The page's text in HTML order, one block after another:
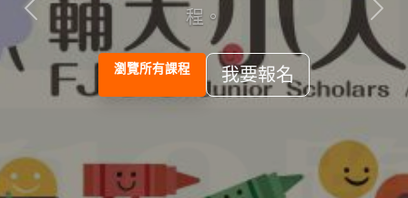
Previous Next
程。
瀏覽所有課程 我要報名